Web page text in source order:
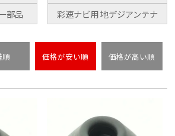
部品
彩速ナビ用 地デジアンテナ
順 価格が安い順 価格が高い順